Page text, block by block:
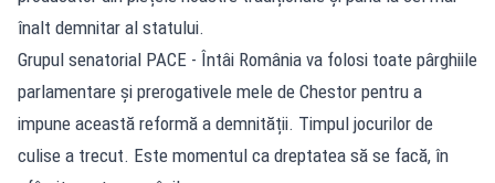
înalt demnitar al statului.
Grupul senatorial PACE - Întâi România va folosi toate pârghiile
parlamentare și prerogativele mele de Chestor pentru a
impune această reformă a demnității. Timpul jocurilor de
culise a trecut. Este momentul ca dreptatea să se facă, în